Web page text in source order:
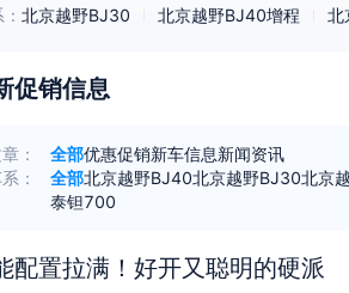
北京越野BJ30 北京越野BJ40增程 北
促销信息
： 全部优惠促销新车信息新闻资讯
：
全部北京越野BJ40北京越野BJ30北京
泰钽700
配置拉满！好开又聪明的硬派